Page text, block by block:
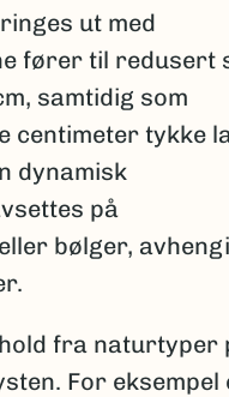
ut med
fører til redusert
samtidig som
centimeter tykke
dynamisk
på
bølger,
fra naturtyper
For eksempel